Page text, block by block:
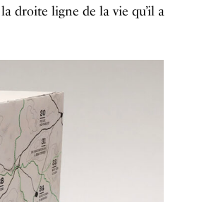
droite ligne de la vie qu’il a